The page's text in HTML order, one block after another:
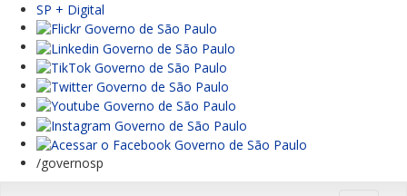
SP + Digital
/governosp